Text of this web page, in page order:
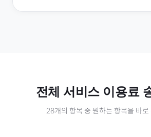
전체 서비스 이용료
28개의 항목 중 원하는 항목을 바